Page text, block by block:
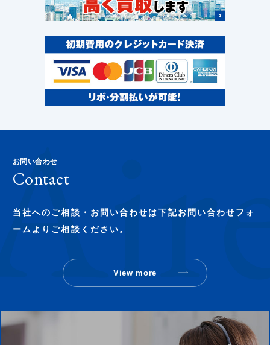
お問い合わせ
Contact
当社へのご相談・お問い合わせは下記お問い合わせフォ
ームよりご相談ください。
View more